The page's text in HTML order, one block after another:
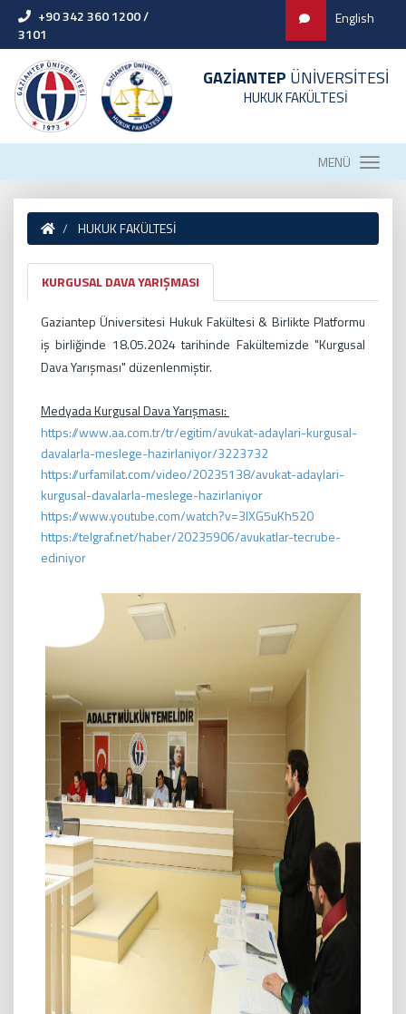
+90 342 360 1200 /
3101
English
GAZİANTEP ÜNİVERSİTESİ
HUKUK FAKÜLTESİ
MENÜ
HUKUK FAKÜLTESİ
KURGUSAL DAVA YARIŞMASI
Gaziantep Üniversitesi Hukuk Fakültesi & Birlikte Platformu
iş birliğinde 18.05.2024 tarihinde Fakültemizde "Kurgusal
Dava Yarışması" düzenlenmiştir.
Medyada Kurgusal Dava Yarışması:
https://www.aa.com.tr/tr/egitim/avukat-adaylari-kurgusal-
davalarla-meslege-hazirlaniyor/3223732
https://urfamilat.com/video/20235138/avukat-adaylari-
kurgusal-davalarla-meslege-hazirlaniyor
https://www.youtube.com/watch?v=3lXG5uKh520
https://telgraf.net/haber/20235906/avukatlar-tecrube-
ediniyor